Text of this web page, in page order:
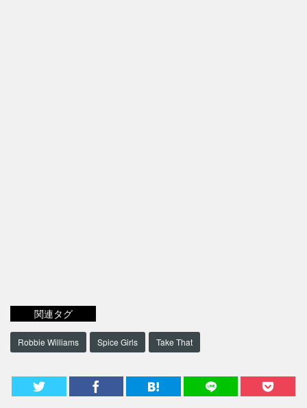
関連タグ
Robbie Williams Spice Girls Take That